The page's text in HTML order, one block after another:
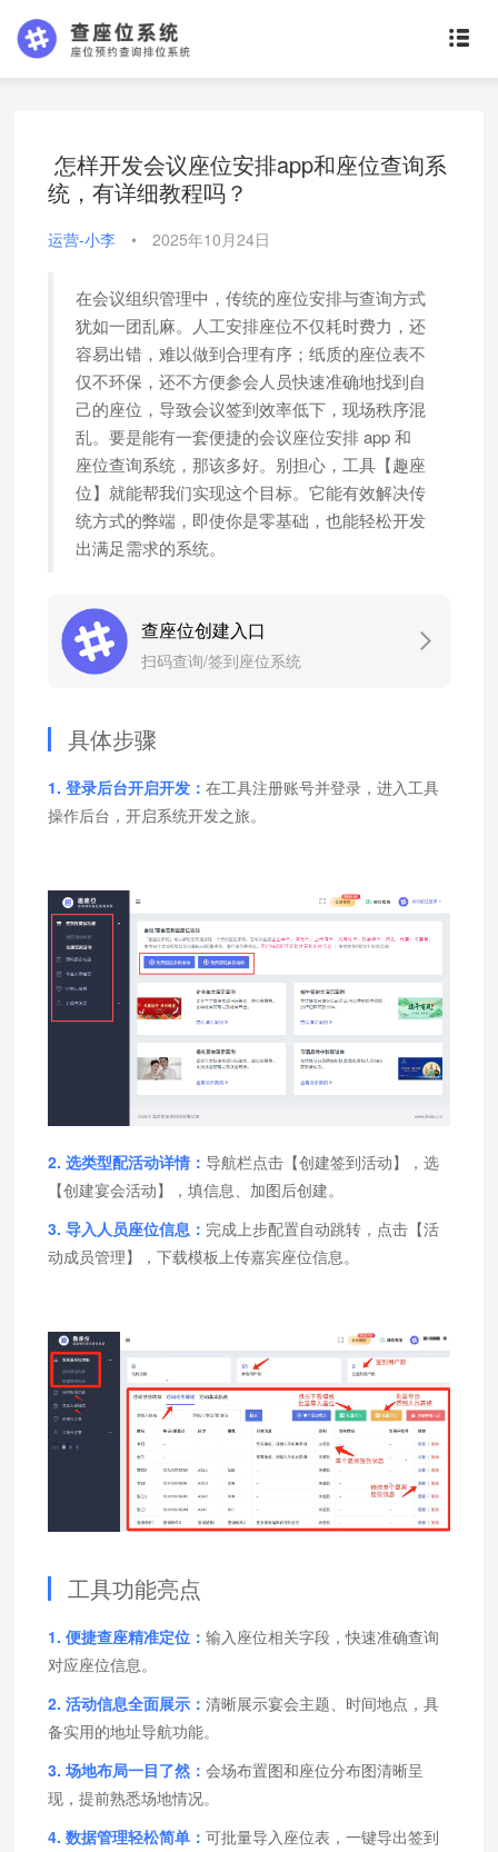
怎样开发会议座位安排app和座位查询系
统，有详细教程吗？
运营-小李 • 2025年10月24日
在会议组织管理中，传统的座位安排与查询方式
犹如一团乱麻。人工安排座位不仅耗时费力，还
容易出错，难以做到合理有序；纸质的座位表不
仅不环保，还不方便参会人员快速准确地找到自
己的座位，导致会议签到效率低下，现场秩序混
乱。要是能有一套便捷的会议座位安排 app 和
座位查询系统，那该多好。别担心，工具【趣座
位】就能帮我们实现这个目标。它能有效解决传
统方式的弊端，即使你是零基础，也能轻松开发
出满足需求的系统。
查座位创建入口
扫码查询/签到座位系统
具体步骤
1. 登录后台开启开发：在工具注册账号并登录，进入工具
操作后台，开启系统开发之旅。
2. 选类型配活动详情：导航栏点击【创建签到活动】，选
【创建宴会活动】，填信息、加图后创建。
3. 导入人员座位信息： 完成上步配置自动跳转，点击【活
动成员管理】，下载模板上传嘉宾座位信息。
工具功能亮点
1. 便捷查座精准定位：输入座位相关字段，快速准确查询
对应座位信息。
2. 活动信息全面展示：清晰展示宴会主题、时间地点，具
备实用的地址导航功能。
3. 场地布局一目了然：会场布置图和座位分布图清晰呈
现，提前熟悉场地情况。
4. 数据管理轻松简单：可批量导入座位表，一键导出签到